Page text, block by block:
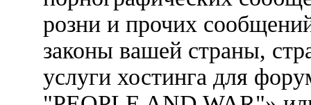
розни и прочих
законы вашей страны,
услуги хостинга для